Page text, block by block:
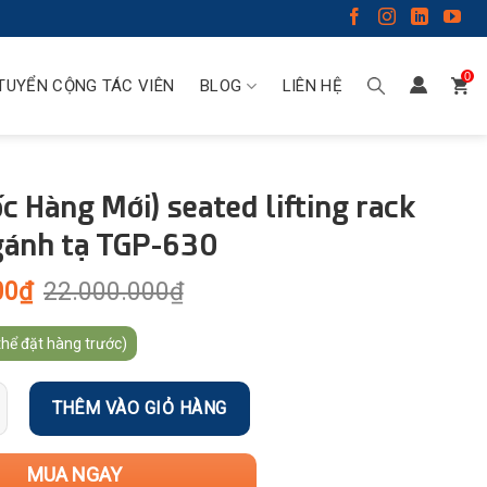
CỘNG TÁC VIÊN BLOG LIÊN HỆ 0
Hàng Mới) seated lifting rack
tạ TGP-630
22.000.000₫
₫
đặt hàng trước)
THÊM VÀO GIỎ HÀNG
MUA NGAY